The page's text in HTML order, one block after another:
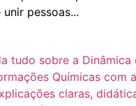
pessoas...